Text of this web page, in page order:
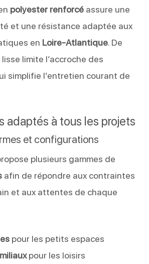
polyester renforcéassure une
et une résistance adaptée aux
en Loire-Atlantique. De
limite l’accroche des
simplifie l’entretien courant de
adaptés à tous les projets
et configurations
plusieurs gammes de
afin de répondre aux contraintes
et aux attentes de chaque
pour les petits espaces
pour les loisirs